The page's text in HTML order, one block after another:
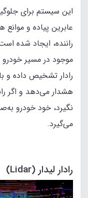
این سیستم برای
عابرین پیاده و
راننده، ایجاد شده
موجود در مسیر خودرو
رادار تشخیص داده و
هشدار می‌دهد و اگر
نگیرد، خود خودرو
می‌گیرد.
رادار لیدار (Lidar)